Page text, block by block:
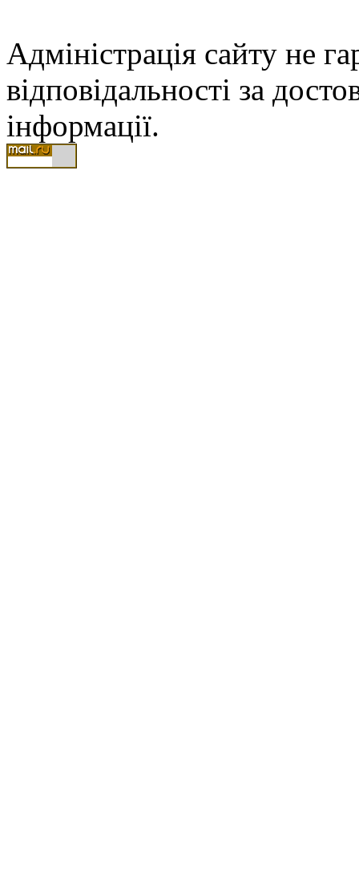
Адміністрація сайту не
відповідальності за
інформації.